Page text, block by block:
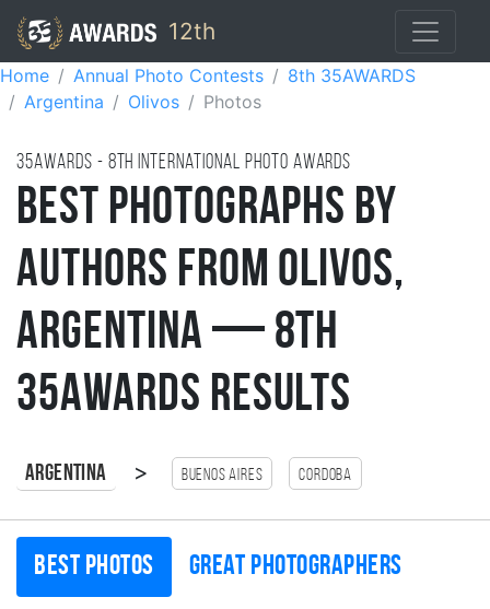
12th
Home Annual Photo Contests
8th 35AWARDS
Argentina
Olivos Photos
35AWARDS - 8TH international photo awards
Best Photographs by
Authors from Olivos,
Argentina — 8th
35AWARDS Results
Argentina > Buenos Aires Cordoba
Best photos Great photographers